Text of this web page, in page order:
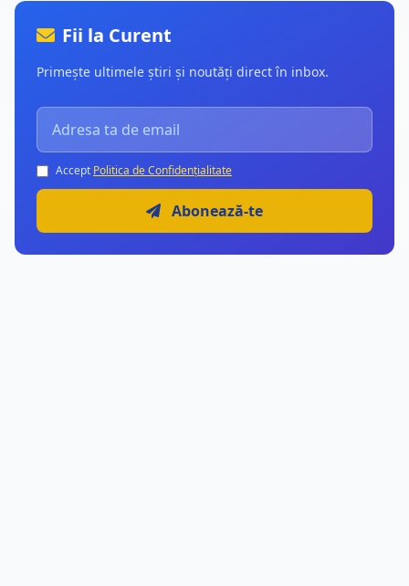
Fii la Curent
Primește ultimele știri și noutăți direct în inbox.
Accept Politica de Confidențialitate
Abonează-te